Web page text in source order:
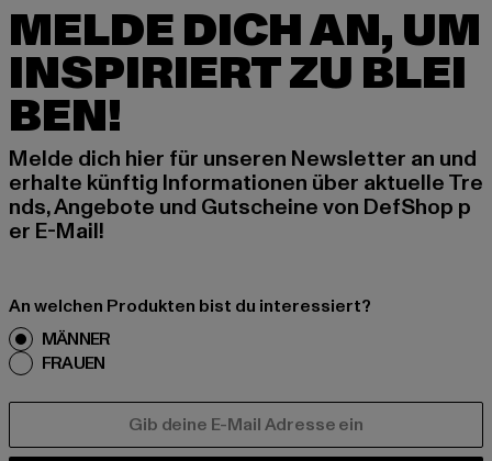
MELDE DICH AN, UM
INSPIRIERT ZU BLEI
BEN!
Melde dich hier für unseren Newsletter an und
erhalte künftig Informationen über aktuelle Tre
nds, Angebote und Gutscheine von DefShop p
er E-Mail!
An welchen Produkten bist du interessiert?
MÄNNER
FRAUEN